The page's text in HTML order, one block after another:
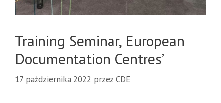
Training Seminar, European
Documentation Centres’
17 października 2022 przez CDE